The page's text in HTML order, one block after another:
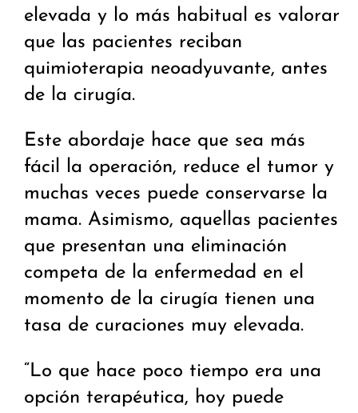
elevada y lo más habitual es valorar
que las pacientes reciban
quimioterapia neoadyuvante, antes
de la cirugía.
Este abordaje hace que sea más
fácil la operación, reduce el tumor y
muchas veces puede conservarse la
mama. Asimismo, aquellas pacientes
que presentan una eliminación
competa de la enfermedad en el
momento de la cirugía tienen una
tasa de curaciones muy elevada.
“Lo que hace poco tiempo era una
opción terapéutica, hoy puede